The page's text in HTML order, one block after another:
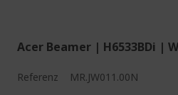
Acer Beamer | H6533BDi |
Referenz MR.JW011.00N